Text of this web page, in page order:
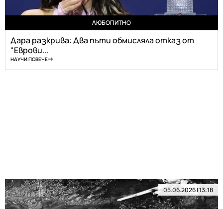
ЛЮБОПИТНО
Дара разкрива: Два пъти обмисляла отказ от
"Еврови...
НАУЧИ ПОВЕЧЕ
05.06.2026 | 13:18